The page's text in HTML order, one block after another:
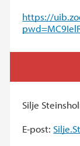
https://
Silje
E-post: